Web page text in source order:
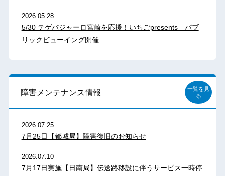
2026.05.28
5/30 テゲバジャーロ宮崎を応援！いちごpresents パブ
リックビューイング開催
障害メンテナンス情報
一覧を見
る
2026.07.25
7月25日【都城局】障害復旧のお知らせ
2026.07.10
7月17日実施【日南局】伝送路移設に伴うサービス一時停